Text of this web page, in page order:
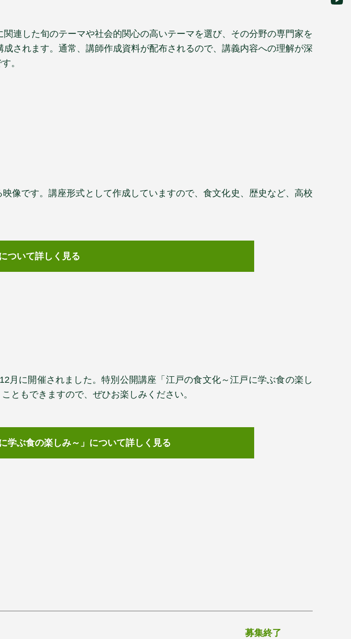
連した旬のテーマや社会的関心の高いテーマを選び、その分野の専門家を
されます。通常、講師作成資料が配布されるので、講義内容への理解が深
。
像です。講座形式として作成していますので、食文化史、歴史など、高校
ついて詳しく見る
に開催されました。特別公開講座「江戸の食文化～江戸に学ぶ食の楽し
ともできますので、ぜひお楽しみください。
学ぶ食の楽しみ～」 について詳しく見る
募集終了